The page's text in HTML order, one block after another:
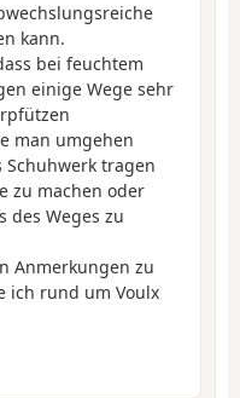
kann.
bei feuchtem
einige Wege sehr
man umgehen
Schuhwerk tragen
zu machen oder
des Weges zu
Anmerkungen zu
ich rund um Voulx